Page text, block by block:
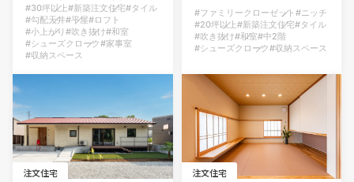
30坪以上
新築注文住宅
タイル
勾配天井 平屋
ロフト
小上がり
吹き抜け 和室
シューズクローク
家事室
収納スペース
ファミリークローゼット
ニッチ
20坪以上 新築注文住宅 タイル
吹き抜け 和室 中2階
シューズクローク
収納スペース
注文住宅 注文住宅